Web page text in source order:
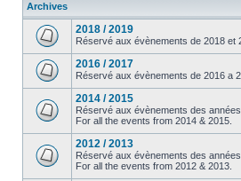
Archives
2018 / 2019
Réservé aux évènements de 2018 et
2016 / 2017
Réservé aux évènements de 2016 a
2014 / 2015
Réservé aux évènements des années
For all the events from 2014 & 2015.
2012 / 2013
Réservé aux évènements des années
For all the events from 2012 & 2013.